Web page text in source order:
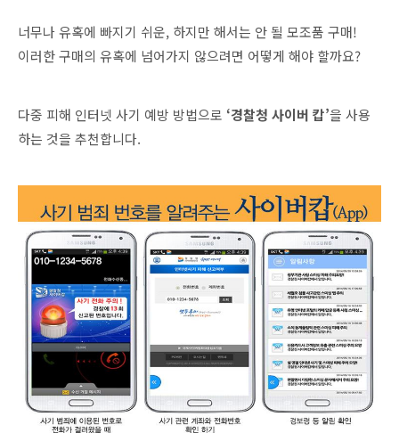
너무나 유혹에 빠지기 쉬운, 하지만 해서는 안 될 모조품 구매!
이러한 구매의 유혹에 넘어가지 않으려면 어떻게 해야 할까요?
다중 피해 인터넷 사기 예방 방법으로 ‘경찰청 사이버 캅’을 사용
하는 것을 추천합니다.